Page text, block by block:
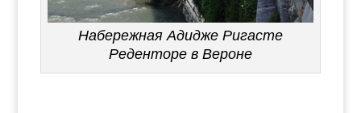
Набережная Адидже Ригасте
Реденторе в Вероне